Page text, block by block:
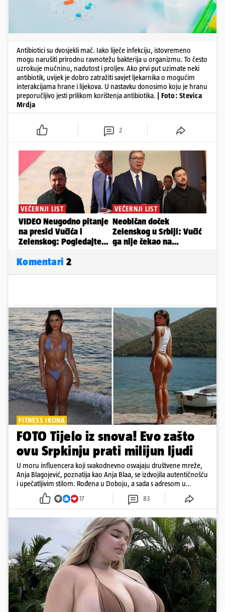
Antibiotici su dvosjekli mač. Iako liječe infekciju, istovremeno
mogu narušiti prirodnu ravnotežu bakterija u organizmu. To često
uzrokuje mučninu, nadutost i proljev. Ako prvi put uzimate neki
antibiotik, uvijek je dobro zatražiti savjet ljekarnika o mogućim
interakcijama hrane i lijekova. U nastavku donosimo koju je hranu
preporučljivo jesti prilikom korištenja antibiotika.
| Foto: Stevica
Mrdja
2
Komentari 2
FITNESS IKONA
FOTO Tijelo iz snova! Evo zašto
ovu Srpkinju prati milijun ljudi
U moru influencera koji svakodnevno osvajaju društvene mreže,
Anja Blagojević, poznatija kao Anja Blaa, se izdvojila autentičnošću
i upečatljivim stilom. Rođena u Doboju, a sada s adresom u
Dubaiju, Anja je spoj glamura, discipline i mladenačke energije
17 83